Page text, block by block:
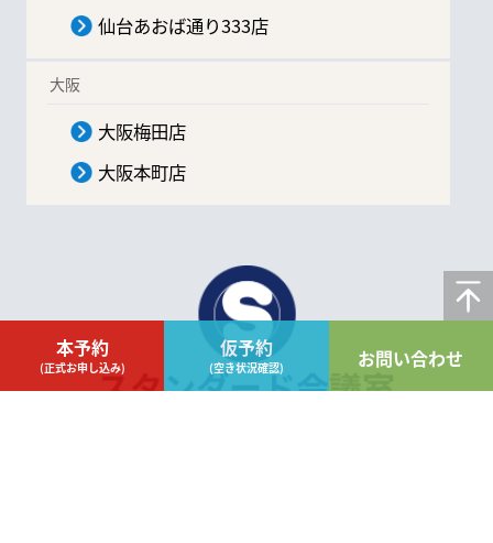
本予約
(正式お申し込み)
仮予約
(空き状況確認) お問い合わせ
仙台あおば通り333店
大阪
大阪梅田店
大阪本町店